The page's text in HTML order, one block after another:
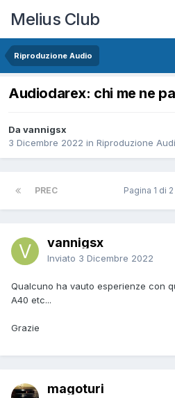
Melius Club
Riproduzione Audio
Audiodarex: chi me ne
Da vannigsx
3 Dicembre 2022 in Riproduzione
PREC Pagina 1 di 2
vannigsx
Inviato 3 Dicembre 2022
Qualcuno ha vauto esperienze con
A40 etc...
Grazie
magoturi